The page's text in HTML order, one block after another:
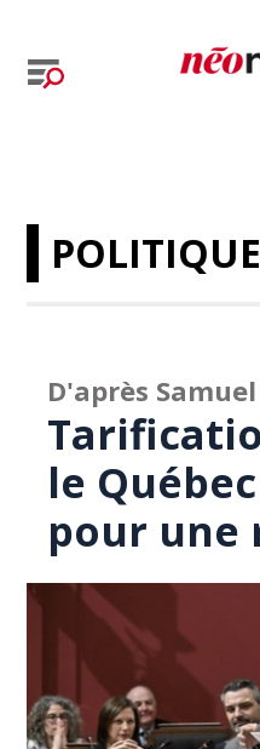
POLITIQUE
D'après
le
pour une